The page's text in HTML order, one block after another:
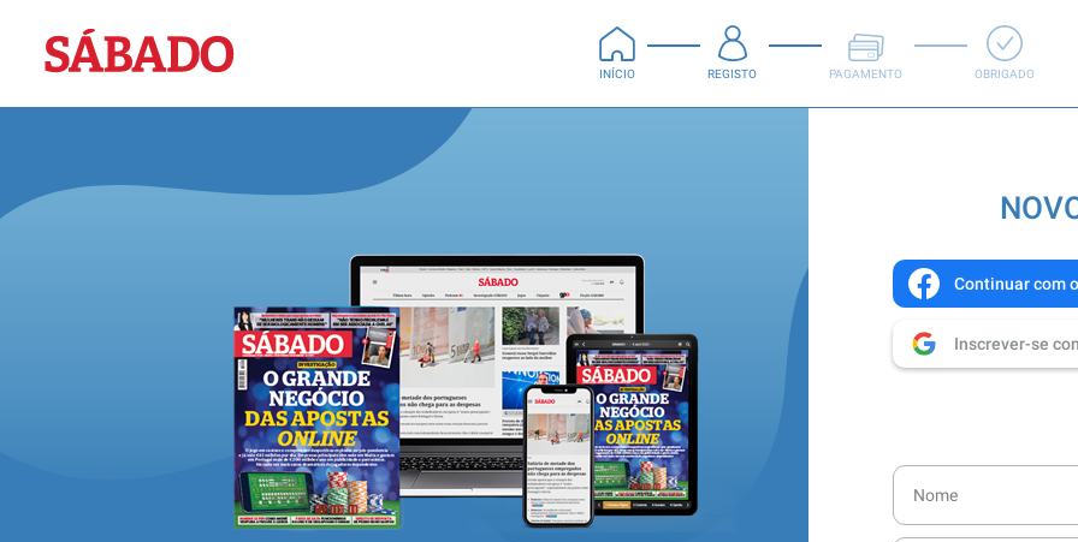
Sábado
INÍCIO REGISTO PAGAMENTO OBRIGADO
Continuar com
Inscrever-se